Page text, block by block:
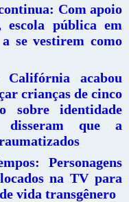
Com apoio
escola pública em
se vestirem como
acabou
crianças de cinco
sobre identidade
disseram que a
Personagens
na TV para
vida transgênero